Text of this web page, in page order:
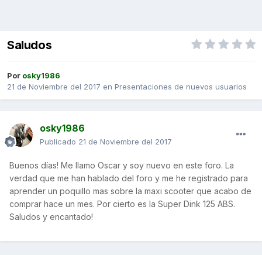
Saludos
Por osky1986
21 de Noviembre del 2017 en Presentaciones de nuevos usuarios
osky1986
Publicado 21 de Noviembre del 2017
Buenos días! Me llamo Oscar y soy nuevo en este foro. La
verdad que me han hablado del foro y me he registrado para
aprender un poquillo mas sobre la maxi scooter que acabo de
comprar hace un mes. Por cierto es la Super Dink 125 ABS.
Saludos y encantado!